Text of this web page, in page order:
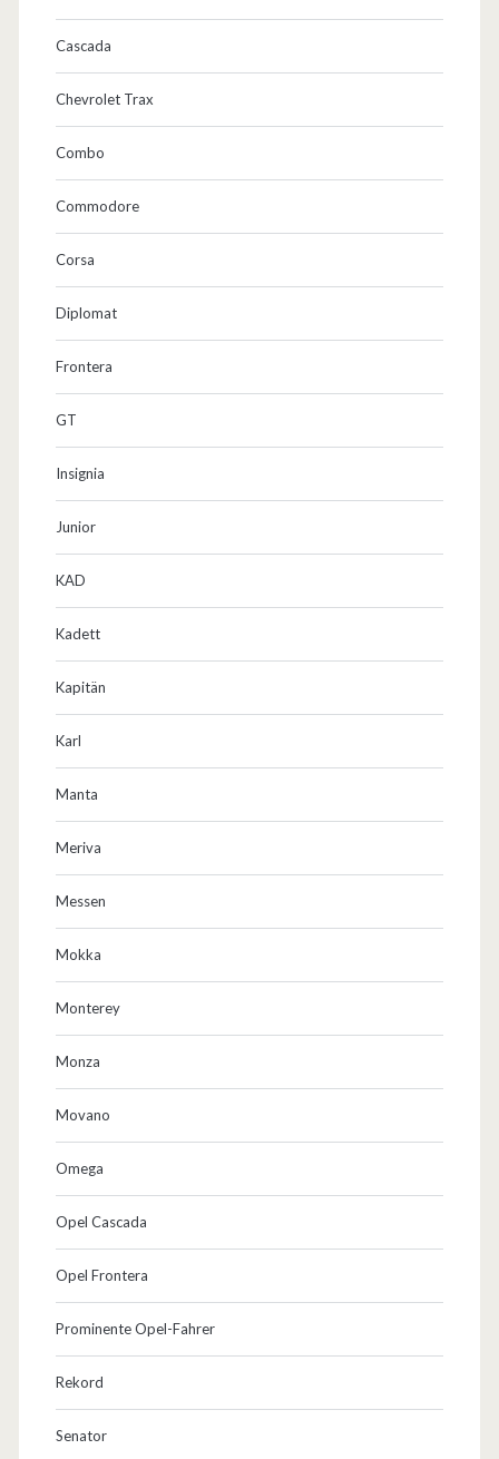
Cascada
Chevrolet Trax
Combo
Commodore
Corsa
Diplomat
Frontera
GT
Insignia
Junior
KAD
Kadett
Kapitän
Karl
Manta
Meriva
Messen
Mokka
Monterey
Monza
Movano
Omega
Opel Cascada
Opel Frontera
Prominente Opel-Fahrer
Rekord
Senator